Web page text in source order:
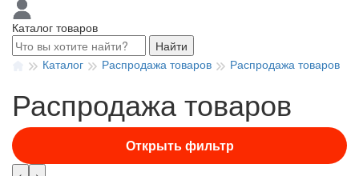
Каталог товаров
Найти
Каталог
Распродажа товаров Распродажа товаров
Распродажа товаров
Открыть фильтр